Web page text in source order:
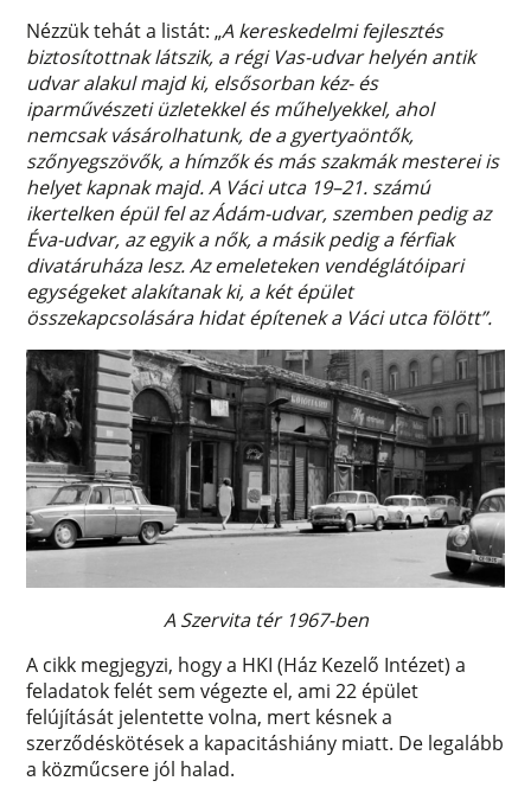
Nézzük tehát a listát: „A kereskedelmi fejlesztés
biztosítottnak látszik, a régi Vas-udvar helyén antik
udvar alakul majd ki, elsősorban kéz- és
iparművészeti üzletekkel és műhelyekkel, ahol
nemcsak vásárolhatunk, de a gyertyaöntők,
szőnyegszövők, a hímzők és más szakmák mesterei is
helyet kapnak majd. A Váci utca 19–21. számú
ikertelken épül fel az Ádám-udvar, szemben pedig az
Éva-udvar, az egyik a nők, a másik pedig a férfiak
divatáruháza lesz. Az emeleteken vendéglátóipari
egységeket alakítanak ki, a két épület
összekapcsolására hidat építenek a Váci utca fölött”.
A Szervita tér 1967-ben
A cikk megjegyzi, hogy a HKI (Ház Kezelő Intézet) a
feladatok felét sem végezte el, ami 22 épület
felújítását jelentette volna, mert késnek a
szerződéskötések a kapacitáshiány miatt. De legalább
a közműcsere jól halad.